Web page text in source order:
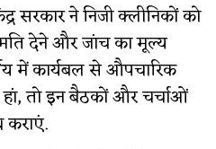
ने निजी क्लीनिकों को
देने और जांच का मूल्य
में कार्यबल से औपचारिक
तो इन बैठकों और चर्चाओं